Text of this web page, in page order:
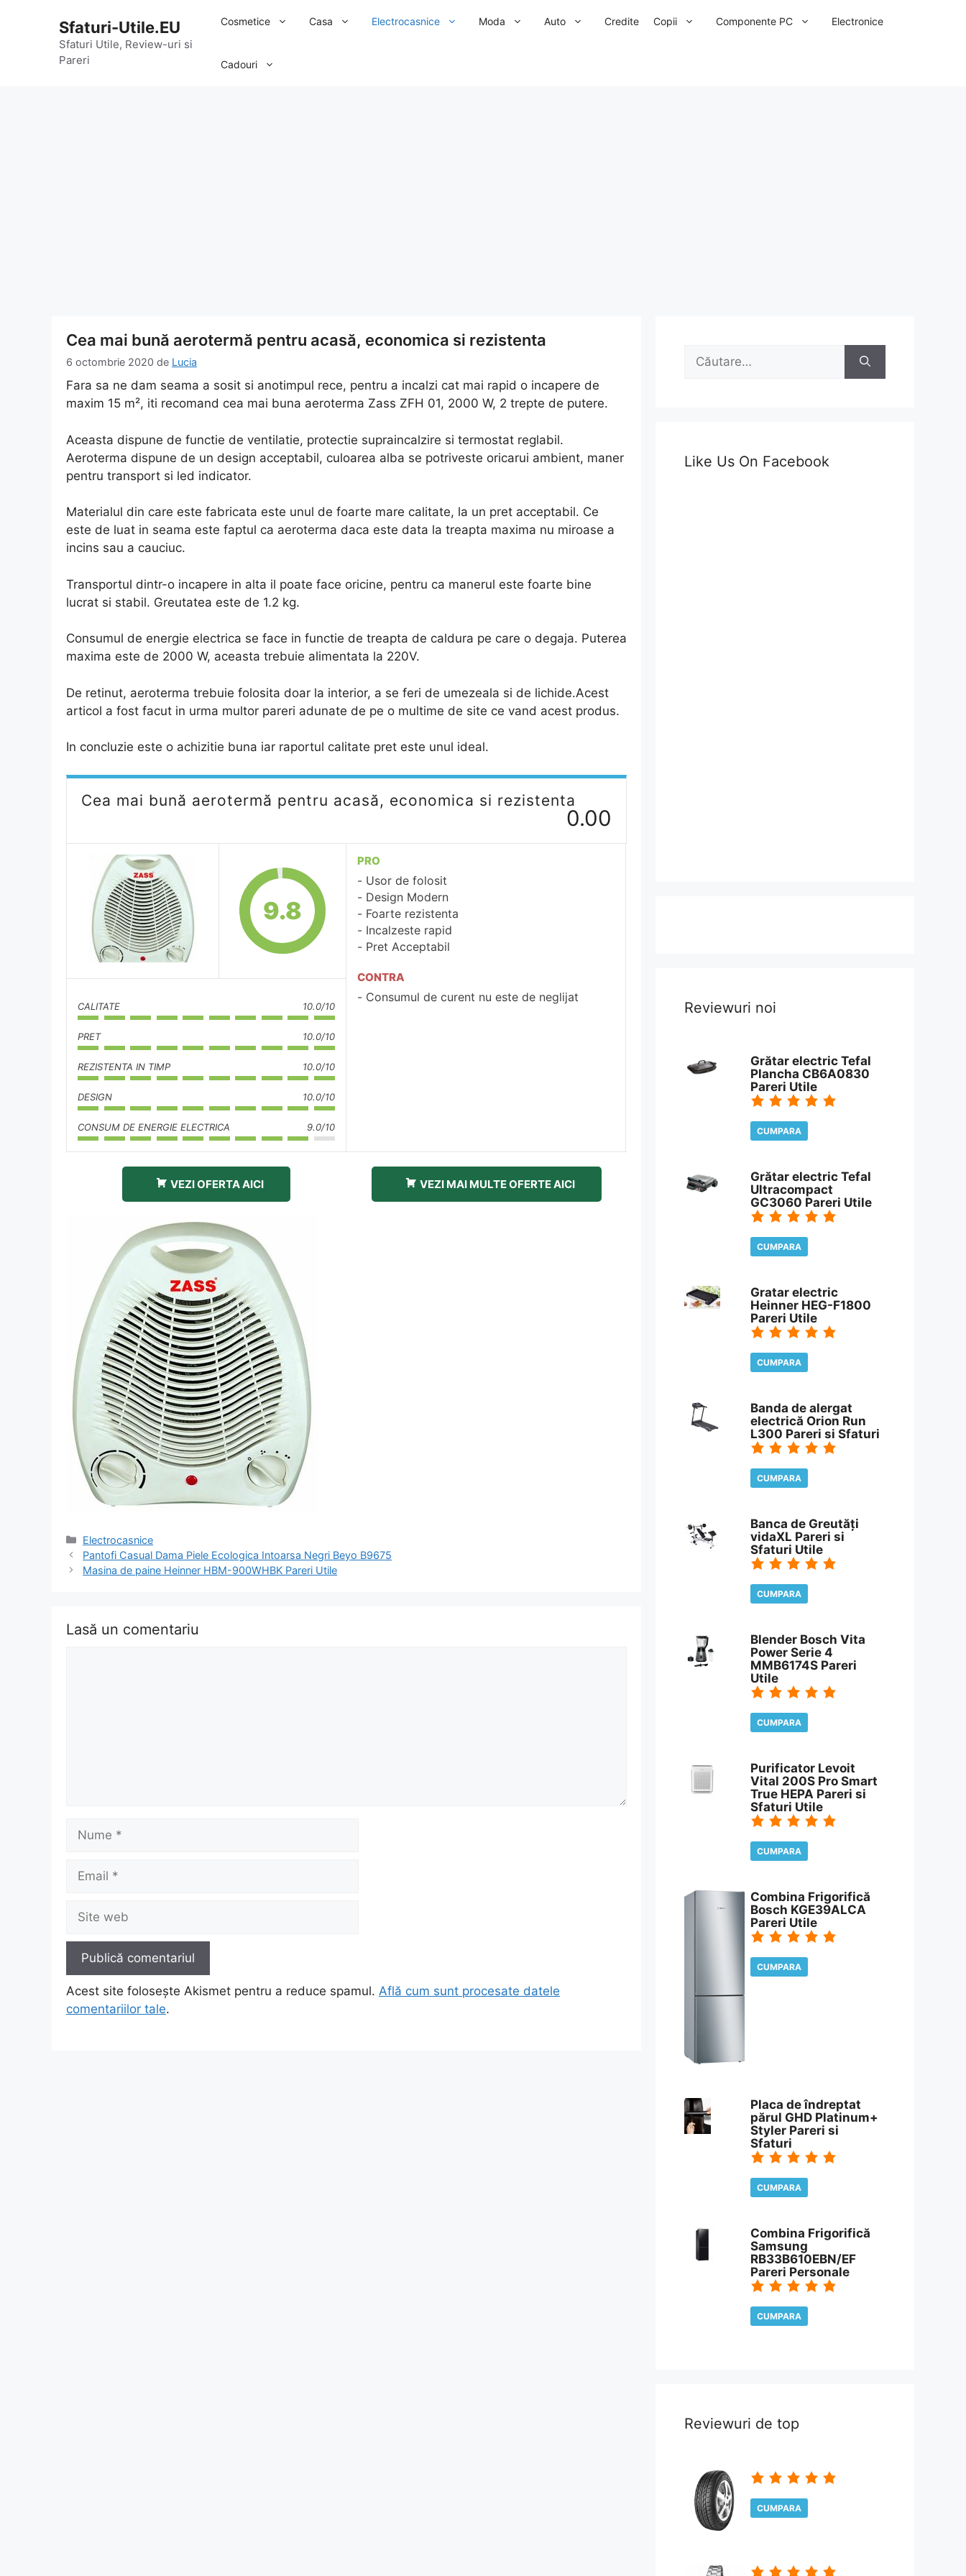
Sfaturi-Utile.EU
Sfaturi Utile, Review-uri si
Pareri
Cosmetice Casa Electrocasnice Moda Auto Credite Copii Componente PC Electronice
Cadouri
Cea mai bună aerotermă pentru acasă, economica si rezistenta
6 octombrie 2020 de Lucia
Fara sa ne dam seama a sosit si anotimpul rece, pentru a incalzi cat mai rapid o incapere de
maxim 15 m², iti recomand cea mai buna aeroterma Zass ZFH 01, 2000 W, 2 trepte de putere.
Aceasta dispune de functie de ventilatie, protectie supraincalzire si termostat reglabil.
Aeroterma dispune de un design acceptabil, culoarea alba se potriveste oricarui ambient, maner
pentru transport si led indicator.
Materialul din care este fabricata este unul de foarte mare calitate, la un pret acceptabil. Ce
este de luat in seama este faptul ca aeroterma daca este data la treapta maxima nu miroase a
incins sau a cauciuc.
Transportul dintr-o incapere in alta il poate face oricine, pentru ca manerul este foarte bine
lucrat si stabil. Greutatea este de 1.2 kg.
Consumul de energie electrica se face in functie de treapta de caldura pe care o degaja. Puterea
maxima este de 2000 W, aceasta trebuie alimentata la 220V.
De retinut, aeroterma trebuie folosita doar la interior, a se feri de umezeala si de lichide.Acest
articol a fost facut in urma multor pareri adunate de pe o multime de site ce vand acest produs.
In concluzie este o achizitie buna iar raportul calitate pret este unul ideal.
Cea mai bună aerotermă pentru acasă, economica si rezistenta
0.00
9.8
CALITATE 10.0/10
PRET 10.0/10
REZISTENTA IN TIMP 10.0/10
DESIGN 10.0/10
CONSUM DE ENERGIE ELECTRICA 9.0/10
PRO
Usor de folosit
Design Modern
Foarte rezistenta
Incalzeste rapid
Pret Acceptabil
CONTRA
Consumul de curent nu este de neglijat
VEZI OFERTA AICI VEZI MAI MULTE OFERTE AICI
Categorii
Electrocasnice
Navigare
în
Pantofi Casual Dama Piele Ecologica Intoarsa Negri Beyo B9675
Masina de paine Heinner HBM-900WHBK Pareri Utile
Lasă un comentariu
web
Acest site folosește Akismet pentru a reduce spamul. Află cum sunt procesate datele
comentariilor tale.
Caută
Like Us On Facebook
Reviewuri noi
Grătar electric Tefal
Plancha CB6A0830
Pareri Utile
CUMPARA
Grătar electric Tefal
Ultracompact
GC3060 Pareri Utile
CUMPARA
Gratar electric
Heinner HEG-F1800
Pareri Utile
CUMPARA
Banda de alergat
electrică Orion Run
L300 Pareri si Sfaturi
CUMPARA
Banca de Greutăți
vidaXL Pareri si
Sfaturi Utile
CUMPARA
Blender Bosch Vita
Power Serie 4
MMB6174S Pareri
Utile
CUMPARA
Purificator Levoit
Vital 200S Pro Smart
True HEPA Pareri si
Sfaturi Utile
CUMPARA
Combina Frigorifică
Bosch KGE39ALCA
Pareri Utile
CUMPARA
Placa de îndreptat
părul GHD Platinum+
Styler Pareri si
Sfaturi
CUMPARA
Combina Frigorifică
Samsung
RB33B610EBN/EF
Pareri Personale
CUMPARA
Reviewuri de top
CUMPARA